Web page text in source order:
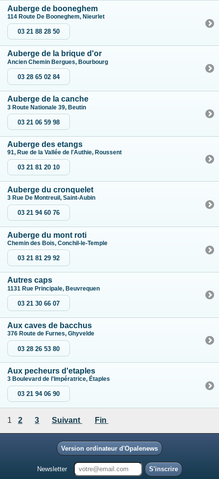
Auberge de booneghem
114 Route De Booneghem, Nieurlet
03 21 88 28 50
Auberge de la brique d'or
Ancien Chemin Bergues, Bourbourg
03 28 65 02 84
Auberge de la canche
3 Route Nationale 39, Beutin
03 21 06 59 98
Auberge des etangs
91, Rue de la Vallée de l'Authie, Roussent
03 21 81 20 10
Auberge du cronquelet
3 Rue De Montreuil, Saint-Aubin
03 21 94 60 76
Auberge du mont roti
Chemin des Bois, Conchil-le-Temple
03 21 81 29 92
Autres caps
1131 Rue Principale, Beuvrequen
03 21 30 66 07
Aux caves de bacchus
376 Route de Furnes, Ghyvelde
03 28 26 53 80
Aux pecheurs d'etaples
3 Boulevard de l'Impératrice, Étaples
03 21 94 06 90
1 2 3 Suivant Fin
Version ordinateur d'Opalenews
Newsletter S'inscrire